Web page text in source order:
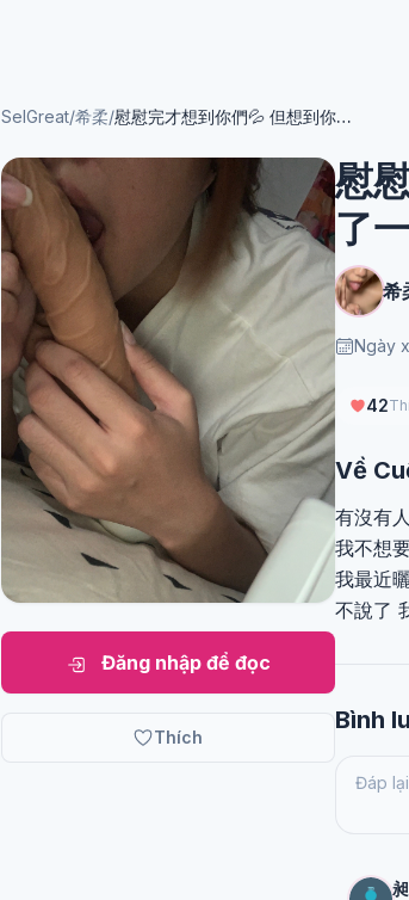
SelGreat/希柔/ 慰慰完才想到你們💦 但想到你們我又再來了一次
Đăng nhập để đọc
Thích
慰
了
希
Ngày
42
Về
有沒有
我不想
我最近
不說了
Bình